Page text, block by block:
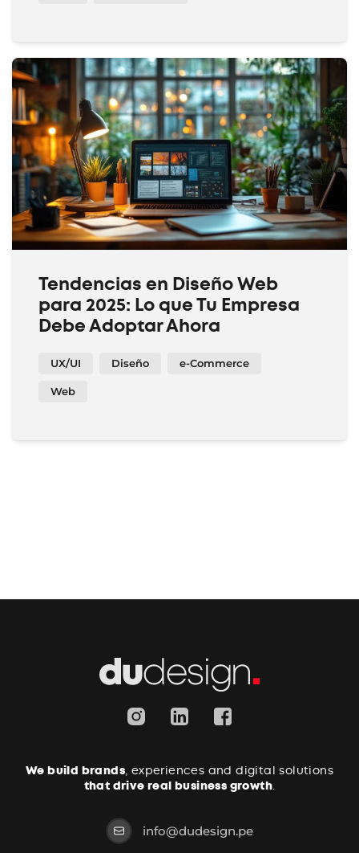
Tendencias en Diseño Web
para 2025: Lo que Tu Empresa
Debe Adoptar Ahora
UX/UI Diseño e-Commerce
Web
We build brands, experiences and digital solutions
that drive real business growth.
info@dudesign.pe